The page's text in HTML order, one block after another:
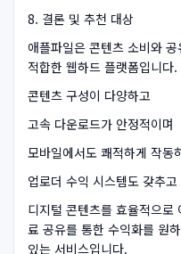
8. 결론 및 추천 대상
애플파일은 콘텐츠 소비와
적합한 웹하드 플랫폼입니다.
콘텐츠 구성이 다양하고
고속 다운로드가 안정적이며
모바일에서도 쾌적하게 작동
업로더 수익 시스템도 갖추고
디지털 콘텐츠를 효율적으
료 공유를 통한 수익화를 원
있는 서비스입니다.